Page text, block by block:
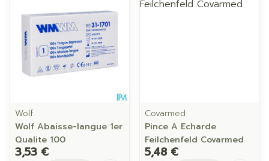
Wolf
Wolf Abaisse-langue 1er
Qualite 100
3,53 €
Covarmed
Pince A Echarde
Feilchenfeld Covarmed
5,48 €